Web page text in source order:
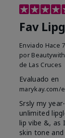
Fav
Enviado Hace
por
de Las Cruces
Evaluado en
marykay.com/
Srsly my
unlimited
lip vibe &, as
skin tone